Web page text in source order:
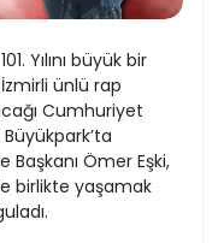
Yılını büyük bir
ünlü rap
Cumhuriyet
Ömer Eşki,
birlikte yaşamak